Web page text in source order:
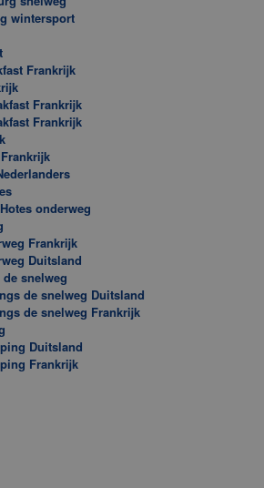
wintersport
Frankrijk
Frankrijk
Frankrijk
onderweg
Frankrijk
Duitsland
snelweg
de snelweg Duitsland
de snelweg Frankrijk
Duitsland
Frankrijk